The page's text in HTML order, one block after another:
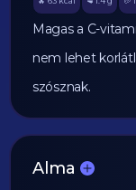
Magas a C-
nem lehet
szósznak.
Alma